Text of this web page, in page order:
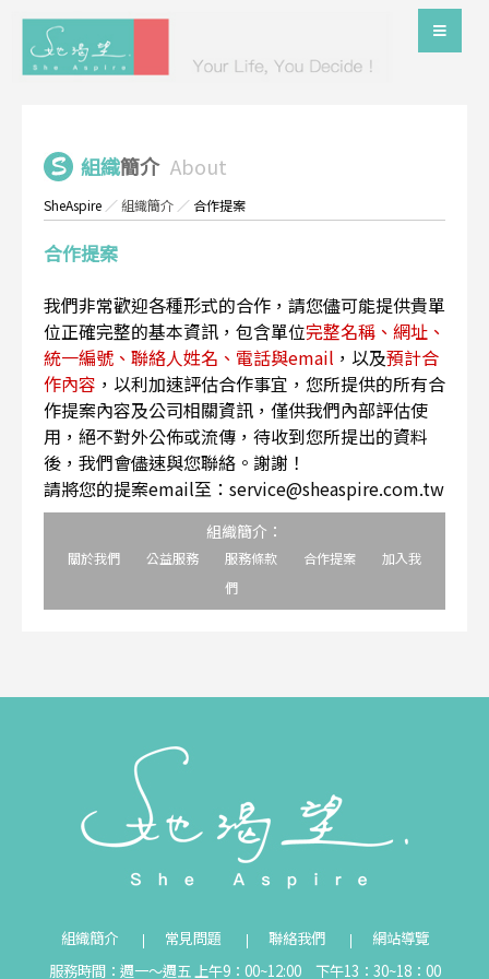
組織簡介 About
SheAspire ／組織簡介 ／ 合作提案
合作提案
我們非常歡迎各種形式的合作，請您儘可能提供貴單
位正確完整的基本資訊，包含單位完整名稱、網址、
統一編號、聯絡人姓名、電話與email ，以及預計合
作內容 ，以利加速評估合作事宜，您所提供的所有合
作提案內容及公司相關資訊，僅供我們內部評估使
用，絕不對外公佈或流傳，待收到您所提出的資料
後，我們會儘速與您聯絡。謝謝！
請將您的提案email至：service@sheaspire.com.tw
組織簡介：
關於我們 公益服務 服務條款 合作提案
加入我
們
組織簡介 常見問題 聯絡我們
網站導覽
服務時間：週一～週五 上午9：00~12:00 下午13：30~18：00